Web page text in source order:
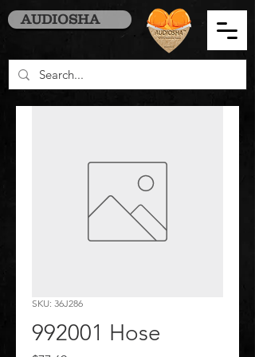
AUDIOSHA
SKU: 36J286
992001 Hose